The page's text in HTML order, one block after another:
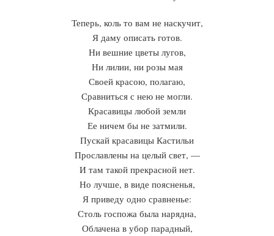
Теперь, коль то вам не наскучит,
Я даму описать готов.
Ни вешние цветы лугов,
Ни лилии, ни розы мая
Своей красою, полагаю,
Сравниться с нею не могли.
Красавицы любой земли
Ее ничем бы не затмили.
Пускай красавицы Кастильи
Прославлены на целый свет, —
И там такой прекрасной нет.
Но лучше, в виде поясненья,
Я приведу одно сравненье:
Столь госпожа была нарядна,
Облачена в убор парадный,